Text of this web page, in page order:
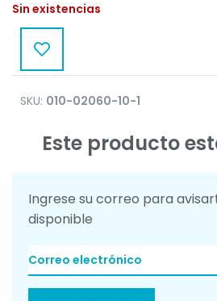
Sin existencias
SKU: 010-02060-10-1
Este producto
Ingrese su correo para
disponible